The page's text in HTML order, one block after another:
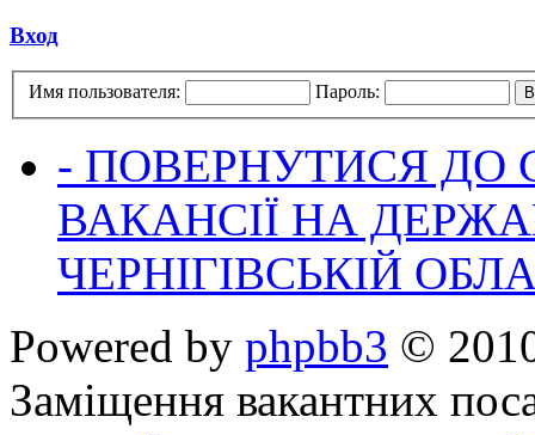
Вход
Имя пользователя: Пароль:
- ПОВЕРНУТИСЯ ДО
ВАКАНСІЇ НА
ЧЕРНІГІВСЬКІЙ
Powered by phpbb3 ©
Заміщення вакантних